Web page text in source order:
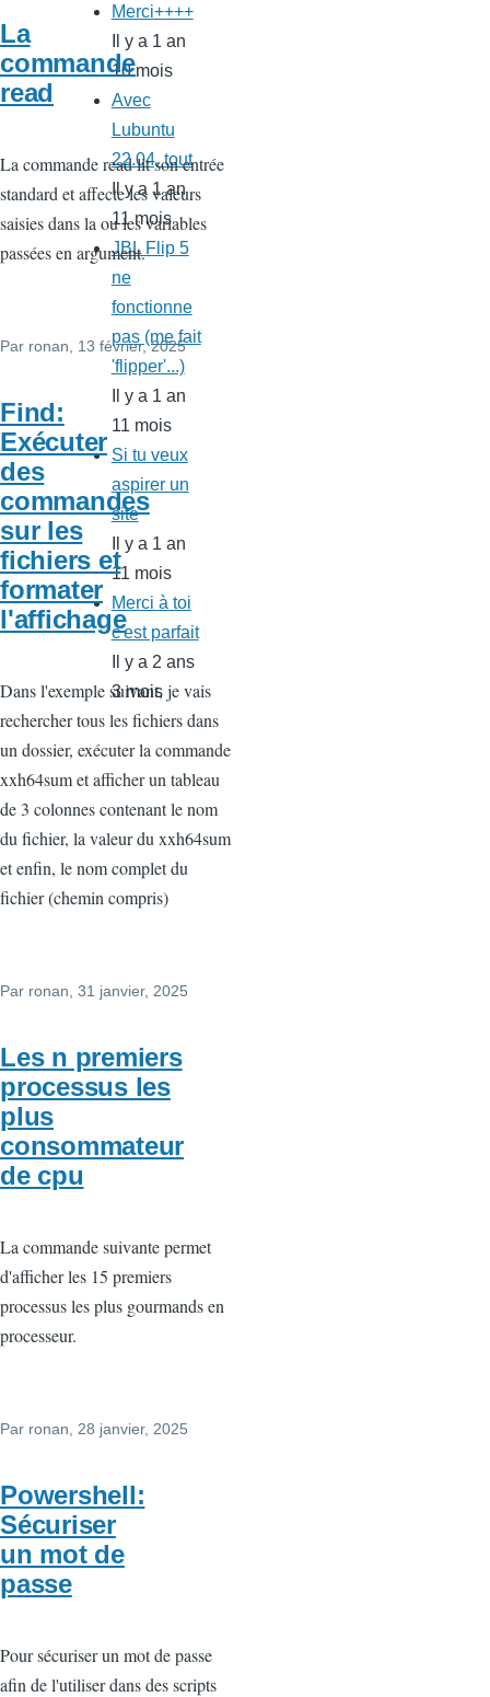
La
commande
read
La commande read lit son entrée
standard et affecte les valeurs
saisies dans la ou les variables
passées en argument.
Par ronan , 13 février, 2025
Find:
Exécuter
des
commandes
sur les
fichiers et
formater
l'affichage
Dans l'exemple suivant, je vais
rechercher tous les fichiers dans
un dossier, exécuter la commande
xxh64sum et afficher un tableau
de 3 colonnes contenant le nom
du fichier, la valeur du xxh64sum
et enfin, le nom complet du
fichier (chemin compris)
Par ronan , 31 janvier, 2025
Les n premiers
processus les
plus
consommateur
de cpu
La commande suivante permet
d'afficher les 15 premiers
processus les plus gourmands en
processeur.
Par ronan , 28 janvier, 2025
Powershell:
Sécuriser
un mot de
passe
Pour sécuriser un mot de passe
afin de l'utiliser dans des scripts
Merci++++
Il y a 1 an
10 mois
Avec
Lubuntu
22.04, tout
Il y a 1 an
11 mois
JBL Flip 5
ne
fonctionne
pas (me fait
'flipper'...)
Il y a 1 an
11 mois
Si tu veux
aspirer un
site
Il y a 1 an
11 mois
Merci à toi
c'est parfait
Il y a 2 ans
3 mois